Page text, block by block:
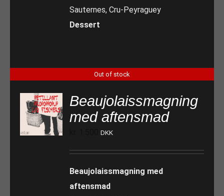
Sauternes, Cru-Peyraguey
Dessert
Out of stock
Beaujolaissmagning
med aftensmad
DKK
Beaujolaissmagning med
aftensmad